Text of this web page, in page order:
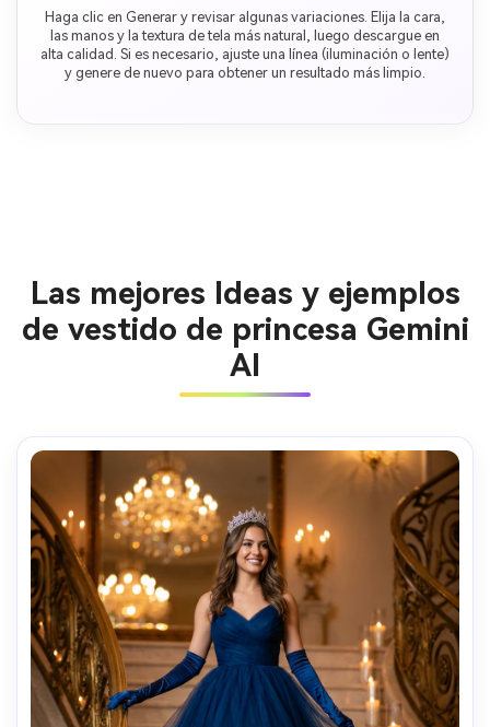
Haga clic en Generar y revisar algunas variaciones. Elija la cara,
las manos y la textura de tela más natural, luego descargue en
alta calidad. Si es necesario, ajuste una línea (iluminación o lente)
y genere de nuevo para obtener un resultado más limpio.
Las mejores Ideas y ejemplos
de vestido de princesa Gemini
AI